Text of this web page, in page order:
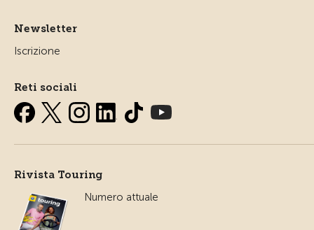
Newsletter
Iscrizione
Reti sociali
Rivista Touring
Numero attuale